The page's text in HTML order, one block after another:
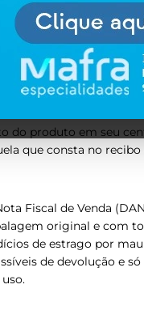
reversa: Serão
seguintes à
por nossa
para análise do
completo:
e o interesse de
do produto em seu
que consta no
Fiscal de Venda
original e com
de estrago por
de devolução e